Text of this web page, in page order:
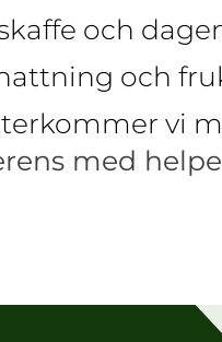
och
och
vi
med